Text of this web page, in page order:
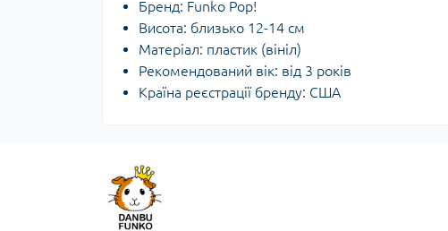
Бренд: Funko Pop!
Висота: близько 12-14 см
Матеріал: пластик (вініл)
Рекомендований вік: від 3 років
Країна реєстрації бренду: США